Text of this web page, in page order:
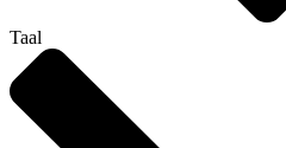
Taal